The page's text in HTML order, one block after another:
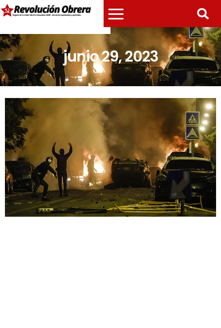
junio 29, 2023